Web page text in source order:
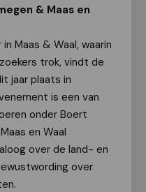
& Maas en
Maas & Waal, waarin
trok, vindt de
jaar plaats in
is een van
onder Boert
en Waal
over de land- en
over